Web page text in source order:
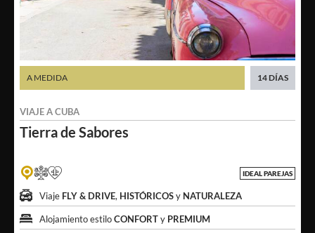
Tierrade Sabores
VIAJE ACUBA
A MEDIDA 14 DÍAS
IDEAL PAREJAS
Viaje FLY & DRIVE, HISTÓRICOSy NATURALEZA
Alojamiento estiloCONFORTy PREMIUM